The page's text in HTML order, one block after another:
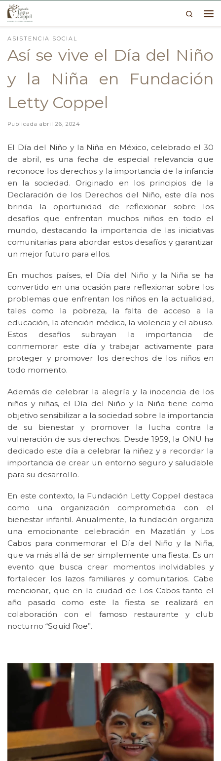
Skip to content
Search
ASISTENCIA SOCIAL
Así se vive el Día del Niño
y la Niña en Fundación
Letty Coppel
Publicada abril 26, 2024
El Día del Niño y la Niña en México, celebrado el 30
de abril, es una fecha de especial relevancia que
reconoce los derechos y la importancia de la infancia
en la sociedad. Originado en los principios de la
Declaración de los Derechos del Niño, este día nos
brinda la oportunidad de reflexionar sobre los
desafíos que enfrentan muchos niños en todo el
mundo, destacando la importancia de las iniciativas
comunitarias para abordar estos desafíos y garantizar
un mejor futuro para ellos.
En muchos países, el Día del Niño y la Niña se ha
convertido en una ocasión para reflexionar sobre los
problemas que enfrentan los niños en la actualidad,
tales como la pobreza, la falta de acceso a la
educación, la atención médica, la violencia y el abuso.
Estos desafíos subrayan la importancia de
conmemorar este día y trabajar activamente para
proteger y promover los derechos de los niños en
todo momento.
Además de celebrar la alegría y la inocencia de los
niños y niñas, el Día del Niño y la Niña tiene como
objetivo sensibilizar a la sociedad sobre la importancia
de su bienestar y promover la lucha contra la
vulneración de sus derechos. Desde 1959, la ONU ha
dedicado este día a celebrar la niñez y a recordar la
importancia de crear un entorno seguro y saludable
para su desarrollo.
En este contexto, la Fundación Letty Coppel destaca
como una organización comprometida con el
bienestar infantil. Anualmente, la fundación organiza
una emocionante celebración en Mazatlán y Los
Cabos para conmemorar el Día del Niño y la Niña,
que va más allá de ser simplemente una fiesta. Es un
evento que busca crear momentos inolvidables y
fortalecer los lazos familiares y comunitarios. Cabe
mencionar, que en la ciudad de Los Cabos tanto el
año pasado como este la fiesta se realizará en
colaboración con el famoso restaurante y club
nocturno “Squid Roe”.